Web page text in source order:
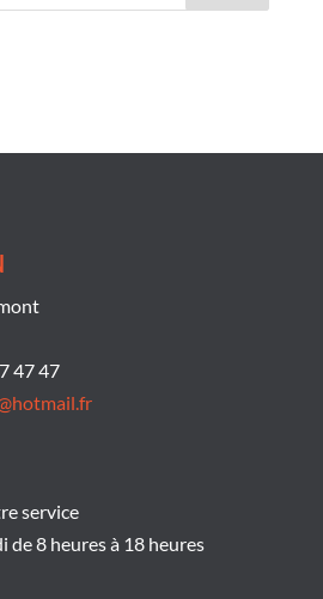
47 47
service
de 8 heures à 18 heures